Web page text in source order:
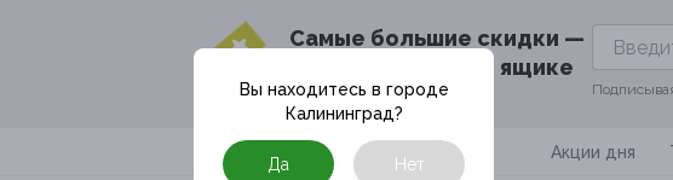
Cамые большие скидки —
в твоём почтовом ящике
Москва Акции дня
Вы находитесь в городе
Калининград?
Да Нет